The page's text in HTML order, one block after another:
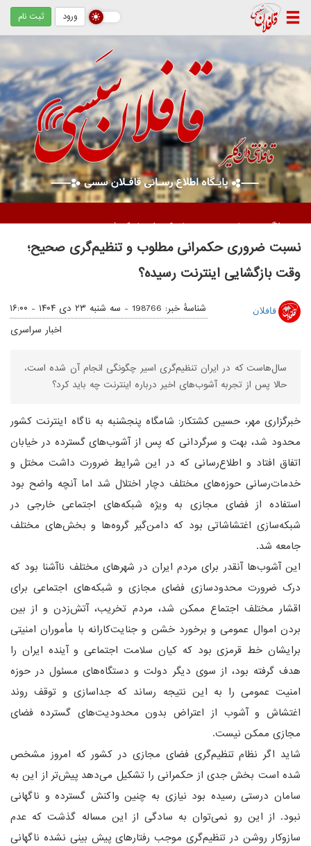
ورود ثبت نام
نسبت ضروری حکمرانی مطلوب و تنظیم‌گری صحیح؛
وقت بازگشایی اینترنت رسیده؟
قافلان شناسهٔ خبر: 198766 -
سه شنبه ۲۳ دی ۱۴۰۴ - ۱۶:۰۰
اخبار سراسری
سال‌هاست که در ایران تنظیم‌گری اسیر چگونگی انجام آن شده است،
حالا پس از تجربه آشوب‌های اخیر درباره اینترنت چه باید کرد؟
خبرگزاری مهر، حسین کشتکار: شامگاه پنجشنبه به ناگاه اینترنت کشور
محدود شد، بهت و سرگردانی که پس از آشوب‌های گسترده در خیابان
اتفاق افتاد و اطلاع‌رسانی که در این شرایط ضرورت داشت مختل و
خدمات‌رسانی حوزه‌های مختلف دچار اختلال شد اما آنچه واضح بود
استفاده از فضای مجازی به ویژه شبکه‌های اجتماعی خارجی در
شبکه‌سازی اغتشاشاتی بود که دامن‌گیر گروه‌ها و بخش‌های مختلف
جامعه شد.
این آشوب‌ها آنقدر برای مردم ایران در شهرهای مختلف ناآشنا بود که
درک ضرورت محدودسازی فضای مجازی و شبکه‌های اجتماعی برای
اقشار مختلف اجتماع ممکن شد، مردم تخریب، آتش‌زدن و از بین
بردن اموال عمومی و برخورد خشن و جنایت‌کارانه با مأموران امنیتی
برایشان خط قرمزی بود که کیان سلامت اجتماعی و آینده ایران را
هدف گرفته بود، از سوی دیگر دولت و دستگاه‌های مسئول در حوزه
امنیت عمومی را به این نتیجه رساند که جداسازی و توقف روند
اغتشاش و آشوب از اعتراض بدون محدودیت‌های گسترده فضای
مجازی ممکن نیست.
شاید اگر نظام تنظیم‌گری فضای مجازی در کشور که امروز مشخص
شده است بخش جدی از حکمرانی را تشکیل می‌دهد پیش‌تر از این به
سامان درستی رسیده بود نیازی به چنین واکنش گسترده و ناگهانی
نبود. از این رو نمی‌توان به سادگی از این مساله گذشت که عدم
سازوکار روشن در تنظیم‌گری موجب رفتارهای پیش بینی نشده ناگهانی